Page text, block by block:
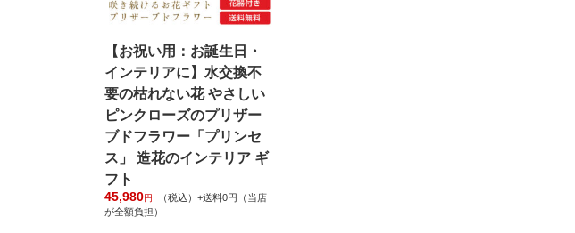
【お祝い用：お誕生日・
インテリアに】水交換不
要の枯れない花 やさしい
ピンクローズのプリザー
ブドフラワー「プリンセ
ス」 造花のインテリア ギ
フト
45,980円
（税込）+送料0円（当店
が全額負担）